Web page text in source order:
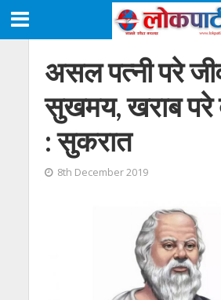
असल पत्नी परे
सुखमय, खराब परे
: सुकरात
8th December 2019